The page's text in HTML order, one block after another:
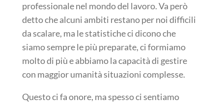
professionale nel mondo del lavoro. Va però
detto che alcuni ambiti restano per noi difficili
da scalare, ma le statistiche ci dicono che
siamo sempre le più preparate, ci formiamo
molto di più e abbiamo la capacità di gestire
con maggior umanità situazioni complesse.
Questo ci fa onore, ma spesso ci sentiamo